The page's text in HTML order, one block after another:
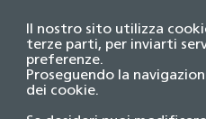
Il nostro sito utilizza
terze parti, per inviarti
preferenze.
Proseguendo la
dei cookie.
Informativa privacy